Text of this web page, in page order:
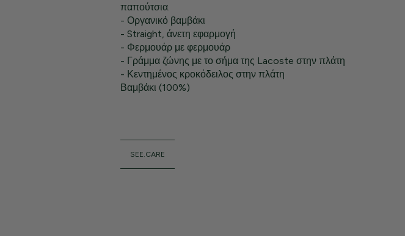
παπούτσια.
- Οργανικό βαμβάκι
- Straight, άνετη εφαρμογή
- Φερμουάρ με φερμουάρ
- Γράμμα ζώνης με το σήμα της Lacoste στην πλάτη
- Κεντημένος κροκόδειλος στην πλάτη
Βαμβάκι (100%)
SEE.CARE